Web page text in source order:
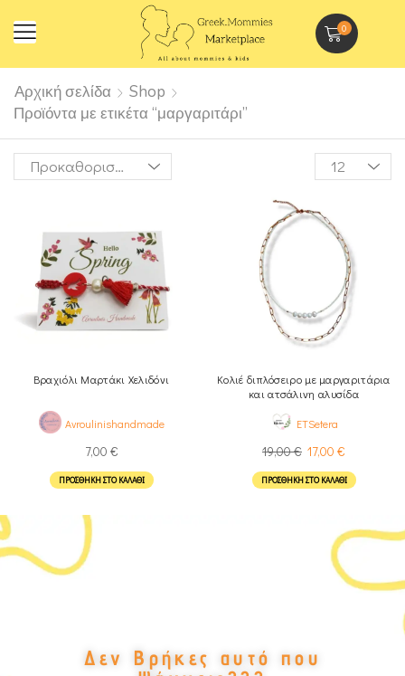
0
Αρχική σελίδα
Shop
Προϊόντα με ετικέτα “μαργαριτάρι”
Βραχιόλι Μαρτάκι Χελιδόνι
Avroulinishandmade
7,00 €
ΠΡΟΣΘΉΚΗ ΣΤΟ ΚΑΛΆΘΙ
Κολιέ διπλόσειρο με μαργαριτάρια
και ατσάλινη αλυσίδα
ETSetera
19,00€ 17,00 €
ΠΡΟΣΘΉΚΗ ΣΤΟ ΚΑΛΆΘΙ
Δεν Βρήκες αυτό που